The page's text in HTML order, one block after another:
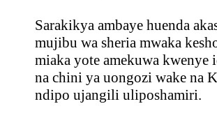
Sarakikya ambaye huenda
mujibu wa sheria mwaka
miaka yote amekuwa kwenye
na chini ya uongozi wake na
ndipo ujangili uliposhamiri.